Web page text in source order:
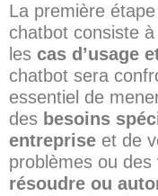
La première
chatbot consiste à
les cas d’usage
chatbot sera
essentiel de
des besoins
entreprise et de
problèmes ou des
résoudre ou